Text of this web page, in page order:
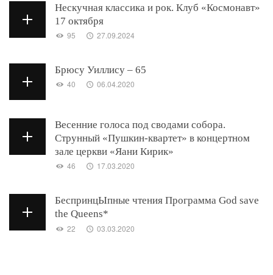
Нескучная классика и рок. Клуб «Космонавт»
17 октября
95 27.09.2024
Брюсу Уиллису – 65
40 06.04.2020
Весенние голоса под сводами собора.
Струнный «Пушкин-квартет» в концертном
зале церкви «Яани Кирик»
46 17.03.2020
БеспринцЫпные чтения Программа God save
the Queens*
22 03.03.2020